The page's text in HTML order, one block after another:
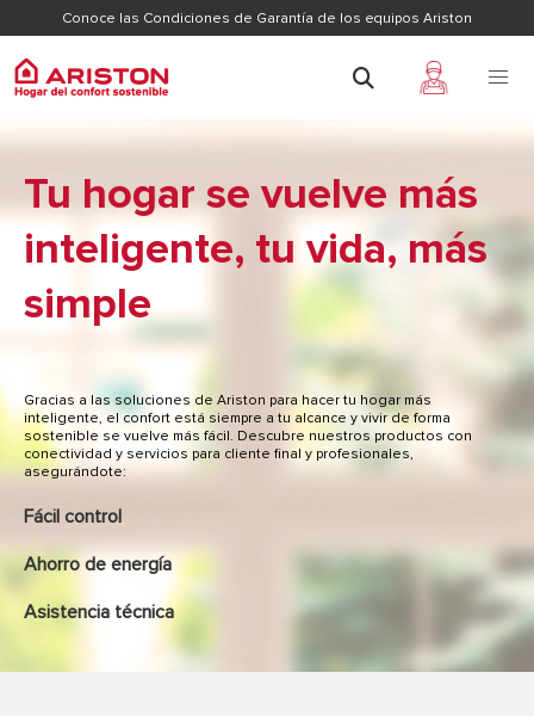
Conoce las Condiciones de Garantía de los equipos Ariston
Tu hogar se vuelve más
inteligente, tu vida, más
simple
Gracias a las soluciones de Ariston para hacer tu hogar más
inteligente, el confort está siempre a tu alcance y vivir de forma
sostenible se vuelve más fácil. Descubre nuestros productos con
conectividad y servicios para cliente final y profesionales,
asegurándote:
Fácil control
Ahorro de energía
Asistencia técnica